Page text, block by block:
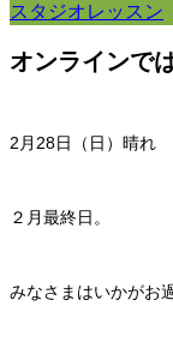
スタジオレッスン
オンラインで
2月28日（日）晴れ
２月最終日。
みなさまはいかがお